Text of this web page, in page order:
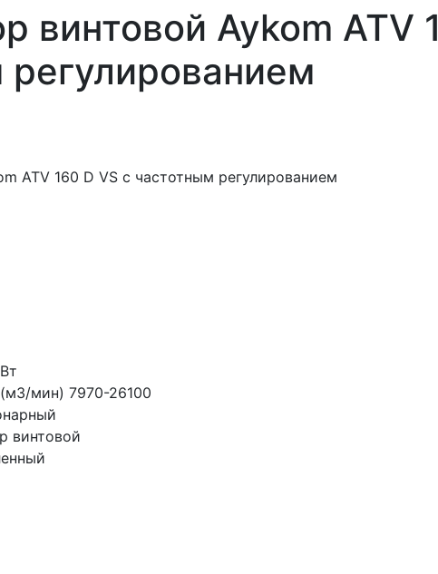
винтовой Aykom ATV
ATV 160 D VS с частотным регулированием
мин) 7970-26100
винтовой